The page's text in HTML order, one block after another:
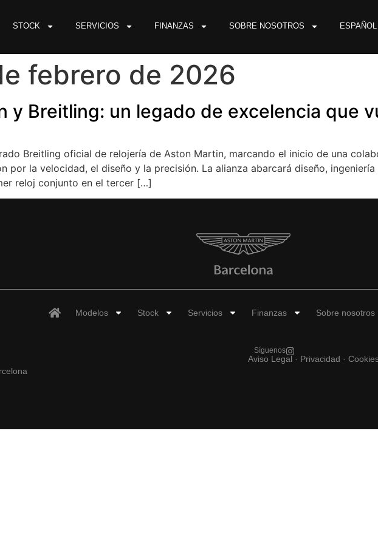
STOCK SERVICIOS FINANZAS SOBRE NOSOTROS ESPAÑOL
febrero de 2026
y Breitling: un legado de excelencia que
Breitling oficial de relojería de Aston Martin, marcando el inicio de una
por la velocidad, el diseño y la precisión. La alianza abarcará diseño,
reloj conjunto en el tercer […]
Modelos Stock Servicios Finanzas Sobre nosotros
Síguenos
Aviso Legal · Privacidad ·